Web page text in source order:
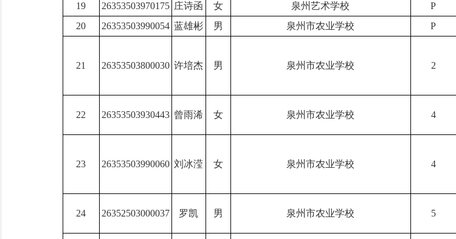
19
26353503970175 庄诗函 女 泉州艺术学校 P
20
26353503990054 蓝雄彬 男 泉州市农业学校 P
21 26353503800030 许培杰 男 泉州市农业学校 2
22 26353503930443 曾雨浠 女 泉州市农业学校 4
23 26353503990060 刘冰滢 女 泉州市农业学校 4
24 26352503000037 罗凯 男 泉州市农业学校 5